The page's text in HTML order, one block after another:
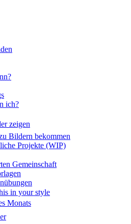
ich?
zeigen
Bildern bekommen
Projekte (WIP)
Gemeinschaft
in your style
Monats